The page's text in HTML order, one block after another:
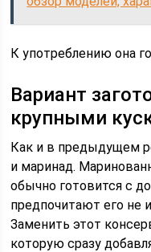
К употреблению она
Вариант
крупными
Как и в предыдущем
и маринад.
обычно готовится с
предпочитают его не
Заменить этот
которую сразу